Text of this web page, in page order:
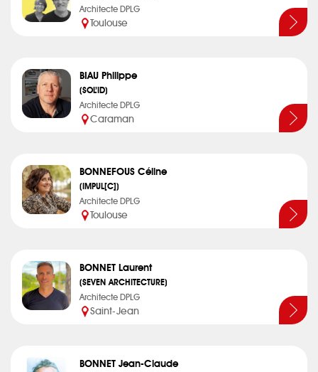
Architecte DPLG
Toulouse
BIAU Philippe
(SOL’ID)
Architecte DPLG
Caraman
BONNEFOUS Céline
(IMPUL[C])
Architecte DPLG
Toulouse
BONNET Laurent
(SEVEN ARCHITECTURE)
Architecte DPLG
Saint-Jean
BONNET Jean-Claude